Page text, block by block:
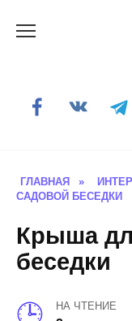
ГЛАВНАЯ »
САДОВОЙ БЕСЕДКИ
Крыша
беседки
НА ЧТЕНИЕ